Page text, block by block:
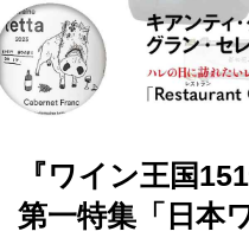
『ワイン王国
第一特集「日本